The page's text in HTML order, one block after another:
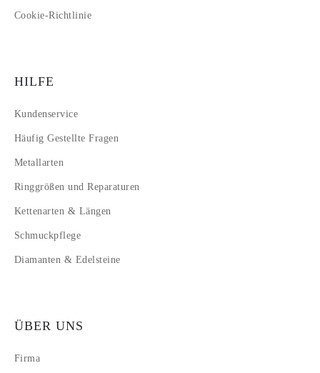
Cookie-Richtlinie
HILFE
Kundenservice
Häufig Gestellte Fragen
Metallarten
Ringgrößen und Reparaturen
Kettenarten & Längen
Schmuckpflege
Diamanten & Edelsteine
ÜBER UNS
Firma